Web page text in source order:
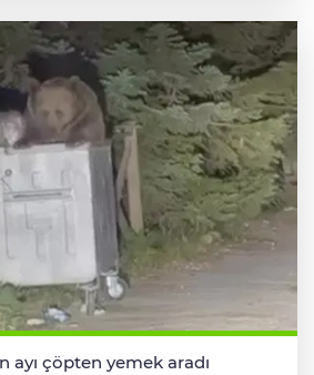
ayı çöpten yemek aradı